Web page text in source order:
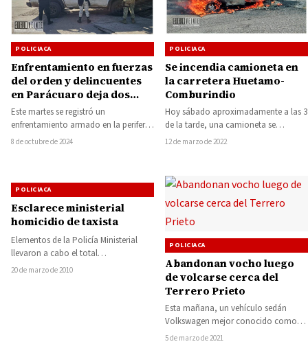
POLICIACA
Enfrentamiento en fuerzas
del orden y delincuentes
en Parácuaro deja dos
detenidos y arsenal
asegurado
Este martes se registró un
enfrentamiento armado en la periferia
del municipio de Parácuaro,
8 de octubre de 2024
POLICIACA
Se incendia camioneta en
la carretera Huetamo-
Comburindio
Hoy sábado aproximadamente a las 3
de la tarde, una camioneta se
incendió sin que hasta el momento…
12 de marzo de 2022
POLICIACA
Esclarece ministerial
homicidio de taxista
Elementos de la Policía Ministerial
llevaron a cabo el total
esclarecimiento del homicidio
20 de marzo de 2010
POLICIACA
Abandonan vocho luego
de volcarse cerca del
Terrero Prieto
Esta mañana, un vehículo sedán
Volkswagen mejor conocido como
vocho, fue abandonado en el
5 de marzo de 2021